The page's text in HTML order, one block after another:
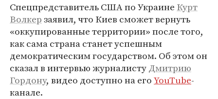
Спецпредставитель США по Украине Курт
Волкерзаявил, что Киев сможет вернуть
«оккупированные территории» после того,
как сама страна станет успешным
демократическим государством. Об этом он
сказал в интервью журналистуДмитрию
Гордону, видео доступно на егоYouTube-
канале.